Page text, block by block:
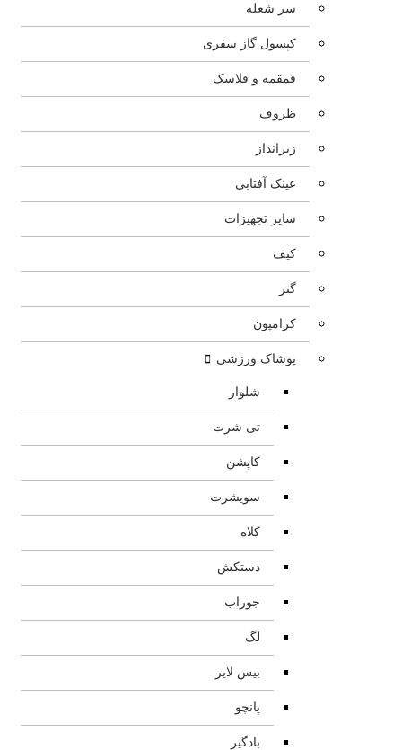
سر شعله
کپسول گاز سفری
قمقمه و فلاسک
ظروف
زیرانداز
عینک آفتابی
سایر تجهیزات
کیف
گتر
کرامپون
پوشاک ورزشی
شلوار
تی شرت
کاپشن
سویشرت
کلاه
دستکش
جوراب
لگ
بیس لایر
پانچو
بادگیر